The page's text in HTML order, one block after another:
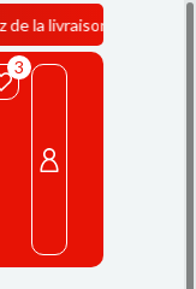
à Casablanca dès
3